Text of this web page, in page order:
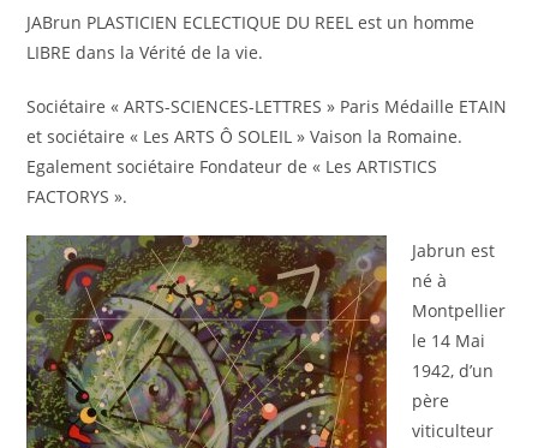
publication :
JABrun PLASTICIEN ECLECTIQUE DU REEL est un homme
LIBRE dans la Vérité de la vie.
Sociétaire « ARTS-SCIENCES-LETTRES » Paris Médaille ETAIN
et sociétaire « Les ARTS Ô SOLEIL » Vaison la Romaine.
Egalement sociétaire Fondateur de « Les ARTISTICS
FACTORYS ».
Jabrun est
né à
Montpellier
le 14 Mai
1942, d’un
père
viticulteur